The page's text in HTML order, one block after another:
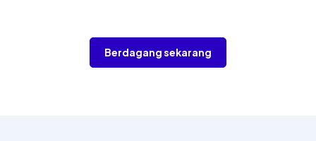
Berdagang sekarang